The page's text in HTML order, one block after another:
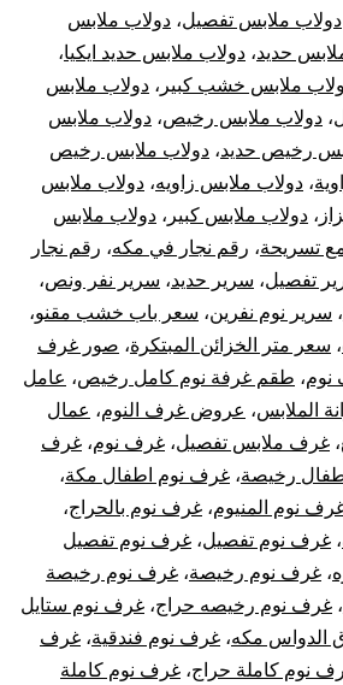
دولاب ملابس تفصيل، دولاب ملابس
حديد، دولاب ملابس حديد ايكيا،
ملابس خشب كبير ، دولاب ملابس
، دولاب ملابس رخيص، دولاب ملابس
رخيص حديد، دولاب ملابس رخيص
، دولاب ملابس زاويه، دولاب ملابس
، دولاب ملابس كبير ، دولاب ملابس
تسريحة، رقم نجار في مكه، رقم نجار
تفصيل، سرير حديد، سرير نفر ونص،
، سرير نوم نفرين، سعر باب خشب مقنو،
، سعر متر الخزائن المبتكرة، صور غرف
نوم، طقم غرفة نوم كامل رخيص، عامل
الملابس، عروض غرف النوم، عمال
، غرف ملابس تفصيل، غرف نوم، غرف
رخيصة، غرف نوم اطفال مكة،
نوم المنيوم، غرف نوم بالحراج،
، غرف نوم تفصيل، غرف نوم تفصيل
، غرف نوم رخيصة، غرف نوم رخيصة
، غرف نوم رخيصه حراج، غرف نوم ستايل
الدواس مكه، غرف نوم فندقية، غرف
نوم كاملة حراج، غرف نوم كاملة